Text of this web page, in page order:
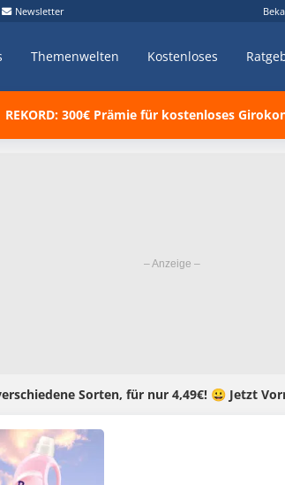
Newsletter
Themenwelten Kostenloses
REKORD: 300€ Prämie für kostenloses
Sorten, für nur 4,49€! 😀 Jetzt